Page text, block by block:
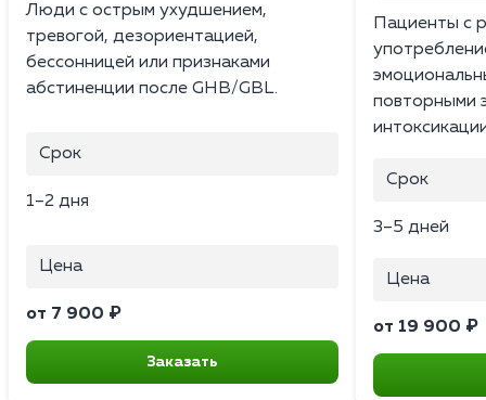
Люди с острым ухудшением,
тревогой, дезориентацией,
бессонницей или признаками
абстиненции после GHB/GBL.
Срок
1–2 дня
Цена
от 7 900 ₽
Заказать
Пациенты с
повторными
Срок
3–5 дней
Цена
от 19 900 ₽